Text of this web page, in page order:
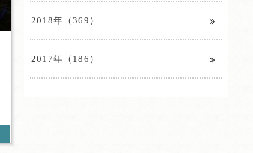
2018年（369）
2017年（186）